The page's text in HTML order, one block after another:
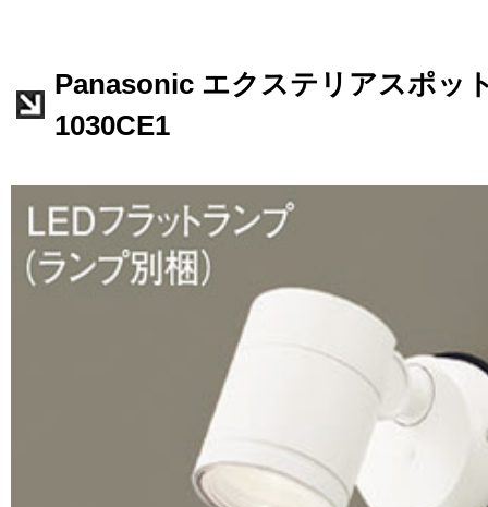
Panasonic エクステリアスポッ
1030CE1